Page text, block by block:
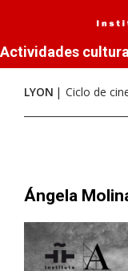
Actividades
LYON Ciclo de
Ángela